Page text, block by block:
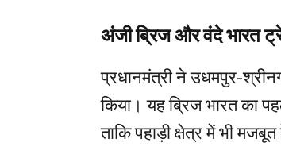
अंजी ब्रिज और वंदे भारत
प्रधानमंत्री ने उधमपुर-
किया। यह ब्रिज भारत का
ताकि पहाड़ी क्षेत्र में भी